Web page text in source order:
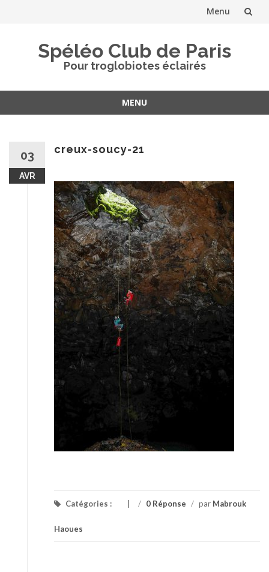
Menu
Spéléo Club de Paris
Pour troglobiotes éclairés
MENU
03
AVR
creux-soucy-21
Catégories : / 0 Réponse / par Mabrouk
Haoues